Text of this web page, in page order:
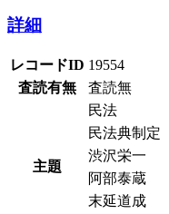
詳細
レコードID 19554
査読有無
査読無
主題
民法
民法典制定
渋沢栄一
阿部泰蔵
末延道成